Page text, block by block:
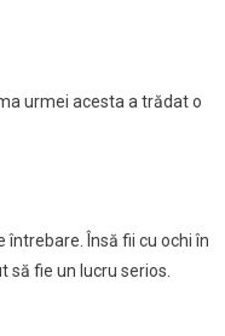
urmei acesta a trădat o
întrebare. Însă fii cu ochi în
fie un lucru serios.